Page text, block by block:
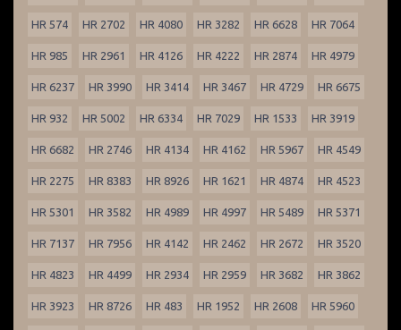
HR 574 HR 2702 HR 4080 HR 3282 HR 6628 HR 7064
HR 985 HR 2961 HR 4126 HR 4222 HR 2874 HR 4979
HR 6237 HR 3990 HR 3414 HR 3467 HR 4729 HR 6675
HR 932 HR 5002 HR 6334 HR 7029 HR 1533 HR 3919
HR 6682 HR 2746 HR 4134 HR 4162 HR 5967 HR 4549
HR 2275 HR 8383 HR 8926 HR 1621 HR 4874 HR 4523
HR 5301 HR 3582 HR 4989 HR 4997 HR 5489 HR 5371
HR 7137 HR 7956 HR 4142 HR 2462 HR 2672 HR 3520
HR 4823 HR 4499 HR 2934 HR 2959 HR 3682 HR 3862
HR 3923 HR 8726 HR 483 HR 1952 HR 2608 HR 5960